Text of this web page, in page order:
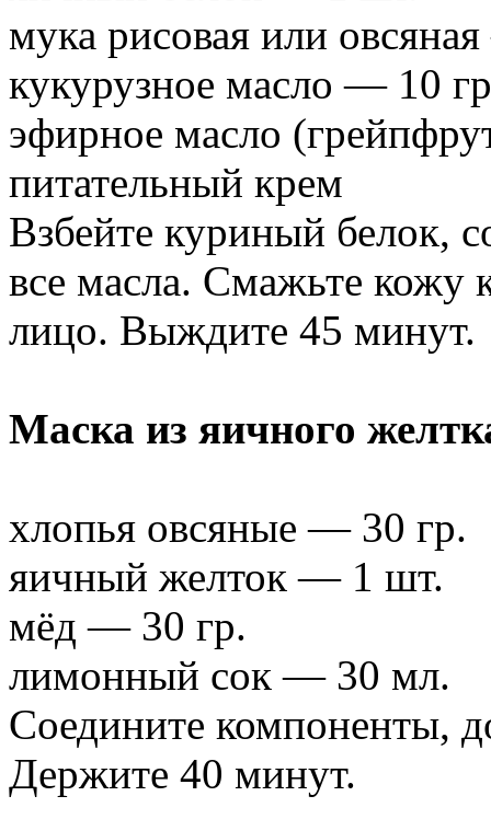
мука рисовая или
кукурузное масло — 10
эфирное масло
питательный крем
Взбейте куриный белок,
все масла. Смажьте кожу
лицо. Выждите 45 минут.
Маска из яичного
хлопья овсяные — 30 гр.
яичный желток — 1 шт.
мёд — 30 гр.
лимонный сок — 30 мл.
Соедините компоненты,
Держите 40 минут.